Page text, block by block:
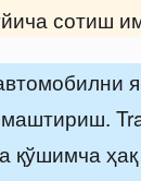
сотиш
қўшимча